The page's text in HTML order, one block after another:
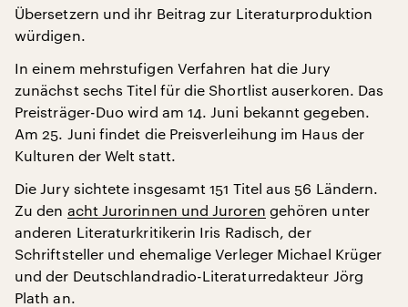
Übersetzern und ihr Beitrag zur Literaturproduktion
würdigen.
In einem mehrstufigen Verfahren hat die Jury
zunächst sechs Titel für die Shortlist auserkoren. Das
Preisträger-Duo wird am 14. Juni bekannt gegeben.
Am 25. Juni findet die Preisverleihung im Haus der
Kulturen der Welt statt.
Die Jury sichtete insgesamt 151 Titel aus 56 Ländern.
Zu den acht Jurorinnen und Juroren gehören unter
anderen Literaturkritikerin Iris Radisch, der
Schriftsteller und ehemalige Verleger Michael Krüger
und der Deutschlandradio-Literaturredakteur Jörg
Plath an.